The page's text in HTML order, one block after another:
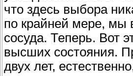
что здесь выбора
по крайней мере, мы
сосуда. Теперь. Вот
высших состояния.
двух лет,